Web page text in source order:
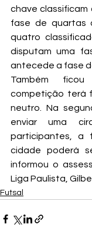
chave
fase de quartas
quatro
disputam uma
antecede a fase
Também
competição terá
neutro. Na
enviar uma
participantes, a
cidade poderá
informou o
Liga Paulista,
Futsal